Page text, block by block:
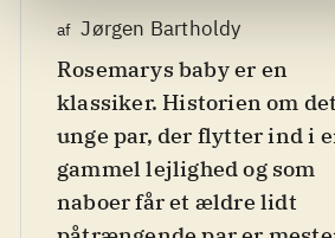
af Jørgen Bartholdy
Rosemarys baby er en
klassiker. Historien om det
unge par, der flytter ind i
gammel lejlighed og som
naboer får et ældre lidt